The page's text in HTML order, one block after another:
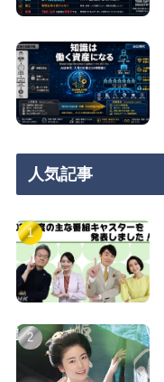
人気記事